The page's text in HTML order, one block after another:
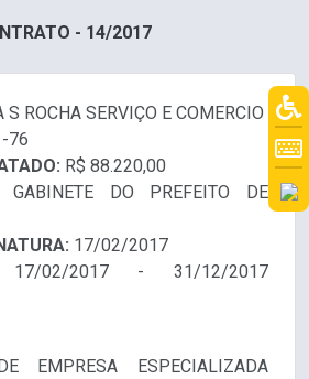
- 14/2017
S ROCHA SERVIÇO E COMERCIO
76
R$ 88.220,00
GABINETE DO PREFEITO DE
17/02/2017
17/02/2017 - 31/12/2017
EMPRESA ESPECIALIZADA